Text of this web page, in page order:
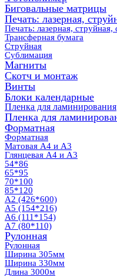
Биговальные матрицы
Печать: лазерная,
Печать: лазерная, струйная,
Трансферная бумага
Струйная
Сублимация
Магниты
Скотч и монтаж
Винты
Блоки календарные
Пленка для ламинирования
Пленка для
Форматная
Форматная
Матовая А4 и А3
Глянцевая А4 и А3
54*86
65*95
70*100
85*120
А2 (426*600)
А5 (154*216)
А6 (111*154)
А7 (80*110)
Рулонная
Рулонная
Ширина 305мм
Ширина 330мм
Длина 3000м